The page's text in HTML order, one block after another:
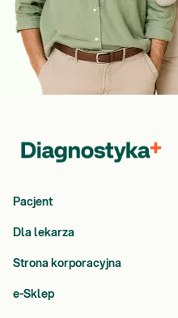
Pacjent
Dla lekarza
Strona korporacyjna
e-Sklep